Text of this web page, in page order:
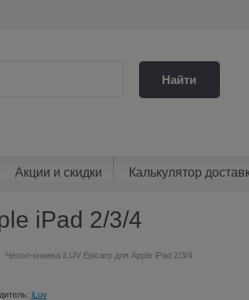
Найти
Акции и скидки Калькулятор
iPad 2/3/4
Чехол-книжка iLUV Epicarp для Apple iPad 2/3/4
iLuv